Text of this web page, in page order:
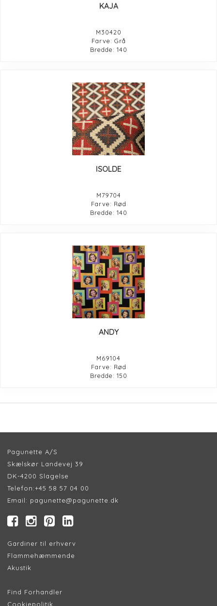
KAJA
M30420
Farve: Grå
Bredde: 140
ISOLDE
M79704
Farve: Rød
Bredde: 140
ANDY
M69104
Farve: Rød
Bredde: 150
Pagunette A/S
Skælskør Landevej 39
DK-4200 Slagelse
Telefon:+45 58 57 04 00
Email: pagunette@pagunette.dk
Gardiner til erhverv
Flammehæmmende
Akustik
Find Forhandler
Cookiepolitik